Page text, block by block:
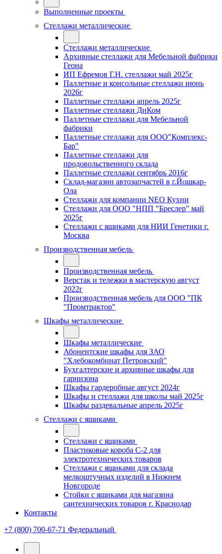
Выполненные проекты
Стеллажи металлические
Стеллажи металлические
Архивные стеллажи для Мебельной фабрики
Геона
ИП Ефремов Г.Н. стеллажи май 2025г
Паллетные и консольные стеллажи июнь
2026г
Паллетные стеллажи апрель 2025г
Паллетные стеллажи ДиКом
Паллетные стеллажи для Мебельной
фабрики
Паллетные стеллажи для ООО"Комплекс-
Бар"
Паллетные стеллажи для
продовольственного склада
Паллетные стеллажи сентябрь 2016г
Склад-магазин автозапчастей в г.Йошкар-
Ола
Стеллажи для компании NEO Кухни
Стеллажи для ООО "НПП "Бреслер" май
2025г
Стеллажи с ящиками для НИИ Генетики г.
Москва
Производственная мебель
Производственная мебель
Верстак и тележки в мастерскую август
2022г
Производственная мебель для ООО "ПК
"Промтрактор"
Шкафы металлические
Шкафы металлические
Абонентские шкафы для ЗАО
"Хлебокомбинат Петровский"
Бухгалтерские и архивные шкафы для
гарнизона
Шкафы гардеробные август 2024г
Шкафы и стеллажи для школы май 2025г
Шкафы раздевальные апрель 2025г
Стеллажи с ящиками
Стеллажи с ящиками
Пластиковые короба С-2 для
электротехнических товаров
Стеллажи с ящиками для склада
мелкоштучных изделий в Нижнем
Новгороде
Стойки с ящиками для магазина
сантехнических товаров г. Краснодар
Контакты
+7 (800) 700-67-71 Федеральный